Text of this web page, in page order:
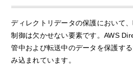
ディレクトリデータの保護において
制御は欠かせない要素です。AWS
管中および転送中のデータを保護す
み込まれています。